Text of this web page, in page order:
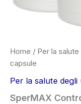
Home / Per la
capsule
Per la salute degli
SperMAX